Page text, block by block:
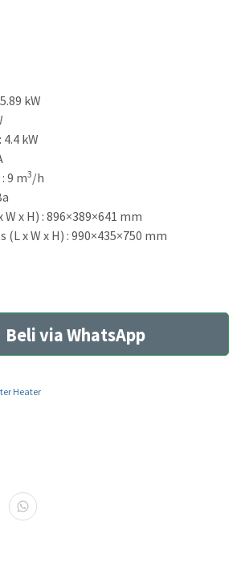
kW
kW
9 m3/h
x H) : 896×389×641 mm
(L x W x H) : 990×435×750 mm
Beli via WhatsApp
Heater